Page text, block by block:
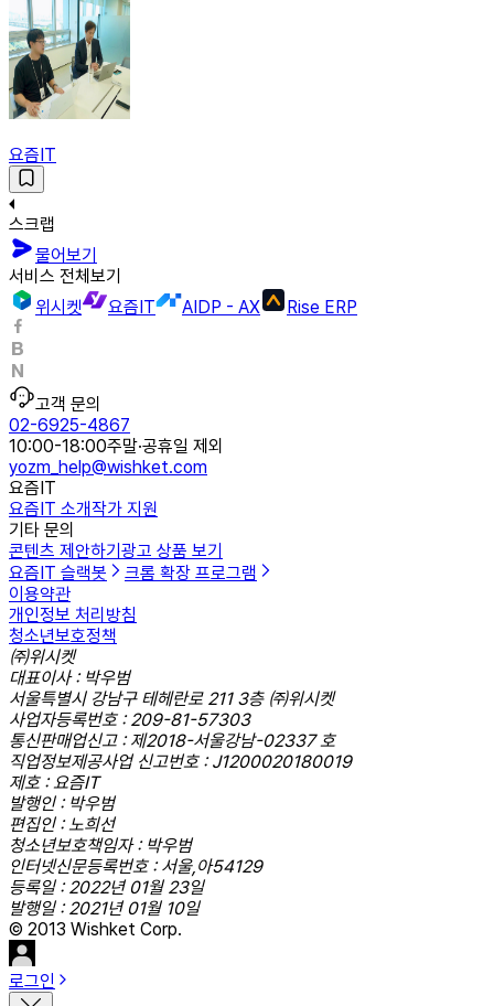
요즘IT
스크랩
물어보기
서비스 전체보기
위시켓
요즘IT AIDP - AX Rise ERP
고객 문의
02-6925-4867
10:00-18:00주말·공휴일 제외
yozm_help@wishket.com
요즘IT
요즘IT 소개작가 지원
기타 문의
콘텐츠 제안하기 광고 상품 보기
요즘IT 슬랙봇
크롬 확장 프로그램
이용약관
개인정보 처리방침
청소년보호정책
㈜위시켓
대표이사 : 박우범
서울특별시 강남구 테헤란로 211 3층 ㈜위시켓
사업자등록번호 : 209-81-57303
통신판매업신고 : 제2018-서울강남-02337 호
직업정보제공사업 신고번호 : J1200020180019
제호 : 요즘IT
발행인 : 박우범
편집인 : 노희선
청소년보호책임자 : 박우범
인터넷신문등록번호 : 서울,아54129
등록일 : 2022년 01월 23일
발행일 : 2021년 01월 10일
© 2013 Wishket Corp.
로그인